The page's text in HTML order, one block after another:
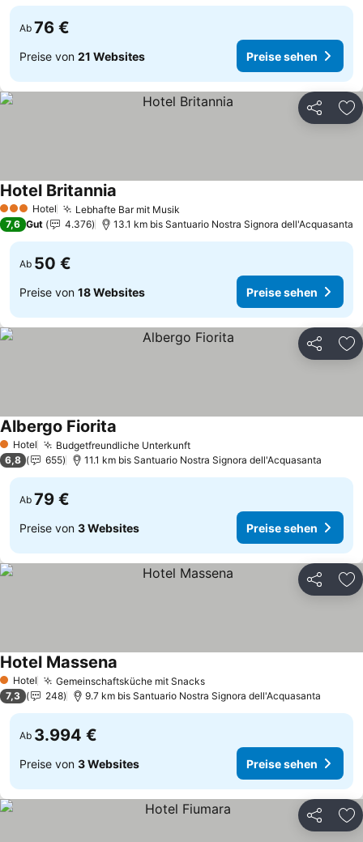
Ab 76 €
Preise von 21 Websites Preise sehen
Teilen
3 SterneHotel Lebhafte Bar mit Musik
Hotel Britannia
7,6 Gut 4.376 13.1 km bis Santuario Nostra Signora dell'Acquasanta
Ab 50 €
Preise von 18 Websites Preise sehen
Teilen
1 Sterne
Hotel Budgetfreundliche UnterkunftPreise sehen
Albergo Fiorita
6,8 655 11.1 km bis Santuario Nostra Signora dell'Acquasanta
Ab 79 €
Preise von 3 Websites Preise sehen
Teilen
1 Sterne
Hotel Gemeinschaftsküche mit SnacksPreise sehen
Hotel Massena
7,3 248 9.7 km bis Santuario Nostra Signora dell'Acquasanta
Ab 3.994 €
Preise von 3 Websites Preise sehen
Teilen